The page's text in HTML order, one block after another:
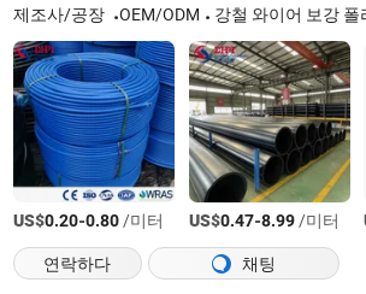
제조사/공장
OEM/ODM 강철 와이어 보강 폴리에틸렌 복합 파이프, 고밀도 폴리에틸렌 파이프,
US$0.20-0.80/미터 US$0.47-8.99/미터
연락하다
채팅